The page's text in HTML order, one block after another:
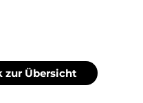
zur Übersicht